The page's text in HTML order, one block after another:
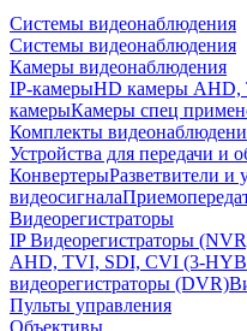
Системы видеонаблюдения
Системы видеонаблюдения
Камеры видеонаблюдения
IP-камерыHD камеры
камерыКамеры спец
Комплекты
Устройства для передачи и
КонвертерыРазветвители и
видеосигнала
Видеорегистраторы
IP Видеорегистраторы
AHD, TVI, SDI, CVI (3-
видеорегистраторы (DVR)
Пульты управления
Объективы